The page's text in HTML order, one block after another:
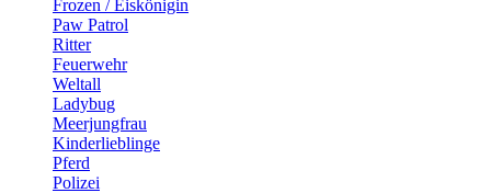
Frozen / Eiskönigin
Paw Patrol
Ritter
Feuerwehr
Weltall
Ladybug
Meerjungfrau
Kinderlieblinge
Pferd
Polizei